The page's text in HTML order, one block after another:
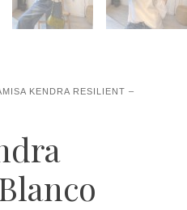
KENDRA RESILIENT –